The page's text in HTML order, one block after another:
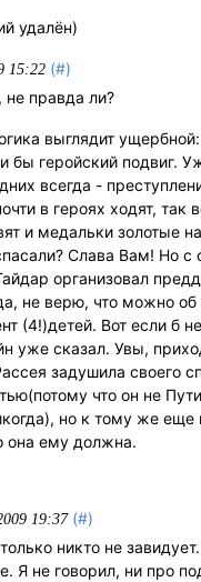
удалён)
15:22 (#)
не правда ли?
выглядит ущербной:
бы геройский подвиг.
всегда -
в героях ходят, так
и медальки золотые
Слава Вам! Но с
организовал
не верю, что можно об
(4!)детей. Вот если б
уже сказал. Увы,
задушила своего
что он не
но к тому же еще
она ему должна.
19:37 (#)
никто не
Я не говорил, ни про